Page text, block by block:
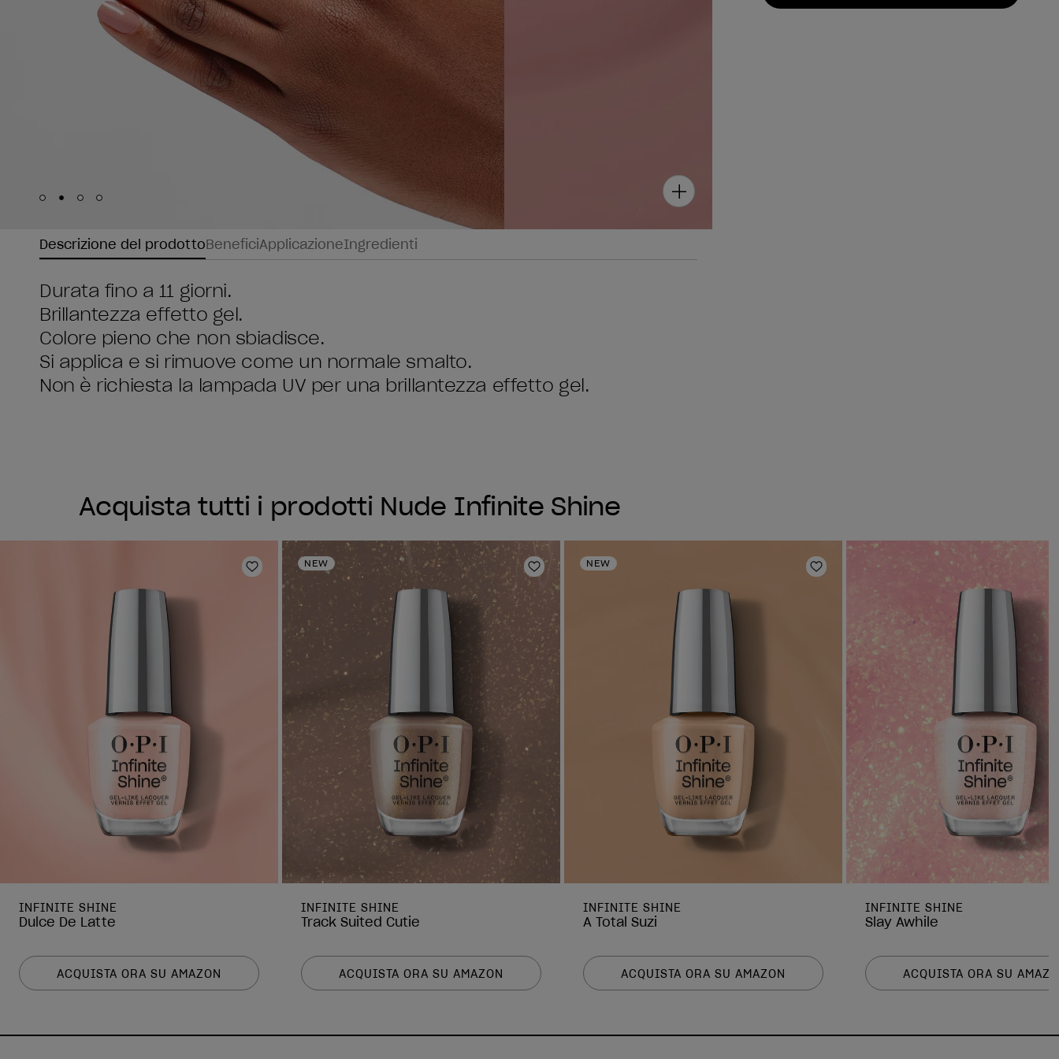
Skip to slide
Skip to slide
Skip to slide
Skip to slide
Descrizione del prodottoBeneficiApplicazioneIngredienti
Durata fino a 11 giorni.
Brillantezza effetto gel.
Colore pieno che non sbiadisce.
Si applica e si rimuove come un normale smalto.
Non è richiesta la lampada UV per una brillantezza effetto gel.
Acquista tutti i prodotti Nude Infinite Shine
Aggiungi alla lista dei desideri
INFINITE SHINE
Dulce De Latte
ACQUISTA ORA SU AMAZON
NEW
Aggiungi alla lista dei desideri
INFINITE SHINE
Track Suited Cutie
ACQUISTA ORA SU AMAZON
NEW
Aggiungi alla lista dei desideri
INFINITE SHINE
A Total Suzi
ACQUISTA ORA SU AMAZON
INFINITE SHINE
Slay Awhile
ACQUISTA ORA SU